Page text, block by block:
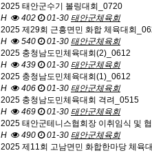
2025 태안군수기 볼링대회_0720
H
402 01-30 태안군체육회
2025 제29회 근흥면민 화합 체육대회
H
540 01-30 태안군체육회
2025 충청남도민체육대회(2)_0612
H
439 01-30 태안군체육회
2025 충청남도민체육대회(1)_0612
H
406 01-30 태안군체육회
2025 충청남도민체육대회 격려_0515
H
469 01-30 태안군체육회
2025 태안군테니스협회장 이취임식 및
H
490 01-30 태안군체육회
2025 제11회 고남면민 화합한마당 체육